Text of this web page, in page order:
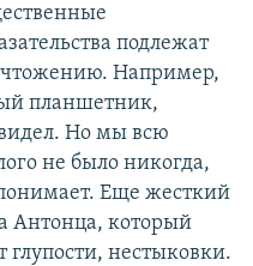
подлежат
Например,
планшетник,
Но мы всю
не было никогда,
Еще жесткий
Антонца, который
нестыковки.